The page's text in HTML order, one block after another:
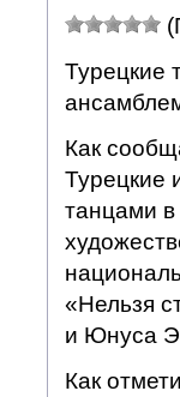
Турецкие
Как
Турецкие
танцами
«Нельзя
и Юнуса
Как